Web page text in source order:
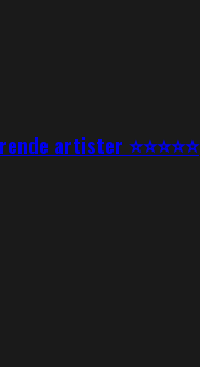
artister ⭐⭐⭐⭐⭐